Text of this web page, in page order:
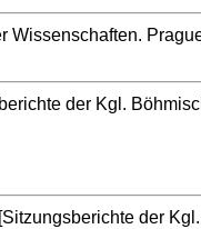
Wissenschaften.
der Kgl.
der